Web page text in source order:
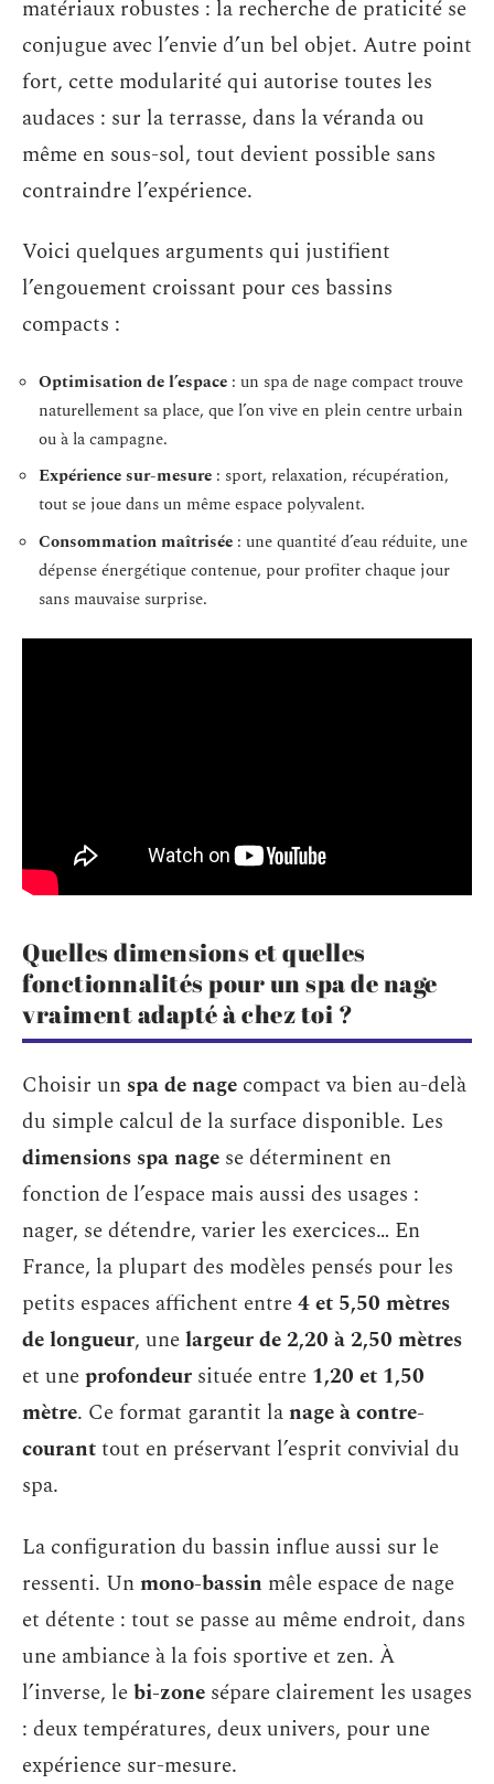
matériaux robustes : la recherche de praticité se
conjugue avec l’envie d’un bel objet. Autre point
fort, cette modularité qui autorise toutes les
audaces : sur la terrasse, dans la véranda ou
même en sous-sol, tout devient possible sans
contraindre l’expérience.
Voici quelques arguments qui justifient
l’engouement croissant pour ces bassins
compacts :
Optimisation de l’espace : un spa de nage compact trouve
naturellement sa place, que l’on vive en plein centre urbain
ou à la campagne.
Expérience sur-mesure : sport, relaxation, récupération,
tout se joue dans un même espace polyvalent.
Consommation maîtrisée : une quantité d’eau réduite, une
dépense énergétique contenue, pour profiter chaque jour
sans mauvaise surprise.
Quelles dimensions et quelles
fonctionnalités pour un spa de nage
vraiment adapté à chez toi ?
Choisir un spa de nage compact va bien au-delà
du simple calcul de la surface disponible. Les
dimensions spa nage se déterminent en
fonction de l’espace mais aussi des usages :
nager, se détendre, varier les exercices… En
France, la plupart des modèles pensés pour les
petits espaces affichent entre4 et 5,50 mètres
de longueur, unelargeur de 2,20 à 2,50 mètres
et uneprofondeur située entre 1,20 et 1,50
mètre. Ce format garantit lanage à contre-
couranttout en préservant l’esprit convivial du
spa.
La configuration du bassin influe aussi sur le
ressenti. Unmono-bassin mêle espace de nage
et détente : tout se passe au même endroit, dans
une ambiance à la fois sportive et zen. À
l’inverse, lebi-zone sépare clairement les usages
: deux températures, deux univers, pour une
expérience sur-mesure.